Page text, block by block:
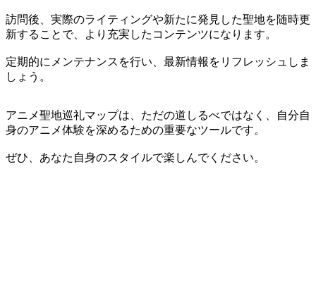
訪問後、実際のライティングや新たに発見した聖地を随時更
新することで、より充実したコンテンツになります。
定期的にメンテナンスを行い、最新情報をリフレッシュしま
しょう。
アニメ聖地巡礼マップは、ただの道しるべではなく、自分自
身のアニメ体験を深めるための重要なツールです。
ぜひ、あなた自身のスタイルで楽しんでください。